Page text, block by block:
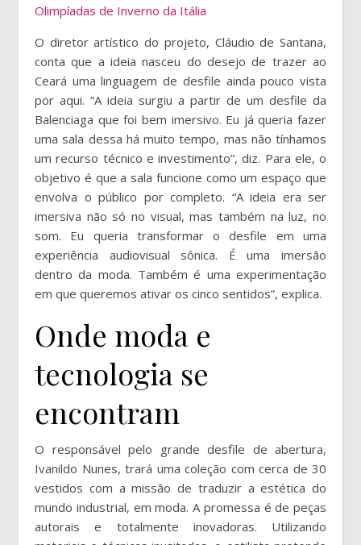
Olimpíadas de Inverno da Itália
O diretor artístico do projeto, Cláudio de Santana,
conta que a ideia nasceu do desejo de trazer ao
Ceará uma linguagem de desfile ainda pouco vista
por aqui. “A ideia surgiu a partir de um desfile da
Balenciaga que foi bem imersivo. Eu já queria fazer
uma sala dessa há muito tempo, mas não tínhamos
um recurso técnico e investimento”, diz. Para ele, o
objetivo é que a sala funcione como um espaço que
envolva o público por completo. “A ideia era ser
imersiva não só no visual, mas também na luz, no
som. Eu queria transformar o desfile em uma
experiência audiovisual sônica. É uma imersão
dentro da moda. Também é uma experimentação
em que queremos ativar os cinco sentidos”, explica.
Onde moda e
tecnologia se
encontram
O responsável pelo grande desfile de abertura,
Ivanildo Nunes, trará uma coleção com cerca de 30
vestidos com a missão de traduzir a estética do
mundo industrial, em moda. A promessa é de peças
autorais e totalmente inovadoras. Utilizando